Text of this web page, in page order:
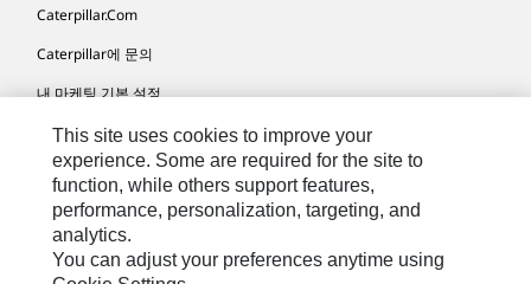
Caterpillar.com
Caterpillar에 문의
내 마케팅 기본 설정
사이트 맵
Cookie Settings
법적 고지
개인정보취급방침
This site uses cookies to improve your
experience. Some are required for the site to
function, while others support features,
performance, personalization, targeting, and
analytics.
You can adjust your preferences anytime using